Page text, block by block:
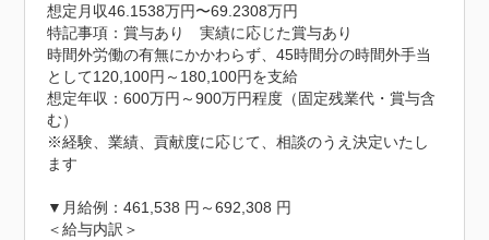
想定月収46.1538万円〜69.2308万円
特記事項：賞与あり　実績に応じた賞与あり
時間外労働の有無にかかわらず、45時間分の時間外手当
として120,100円～180,100円を支給
想定年収：600万円～900万円程度（固定残業代・賞与含
む）
※経験、業績、貢献度に応じて、相談のうえ決定いたし
ます
▼月給例：461,538 円～692,308 円
＜給与内訳＞